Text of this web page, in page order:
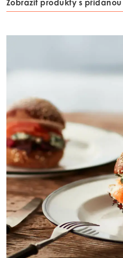
Mowi Norway
Americas
Mowi Canada East
Mowi Canada West
Mowi Chile
Mowi USA
Zobrazit produkty s